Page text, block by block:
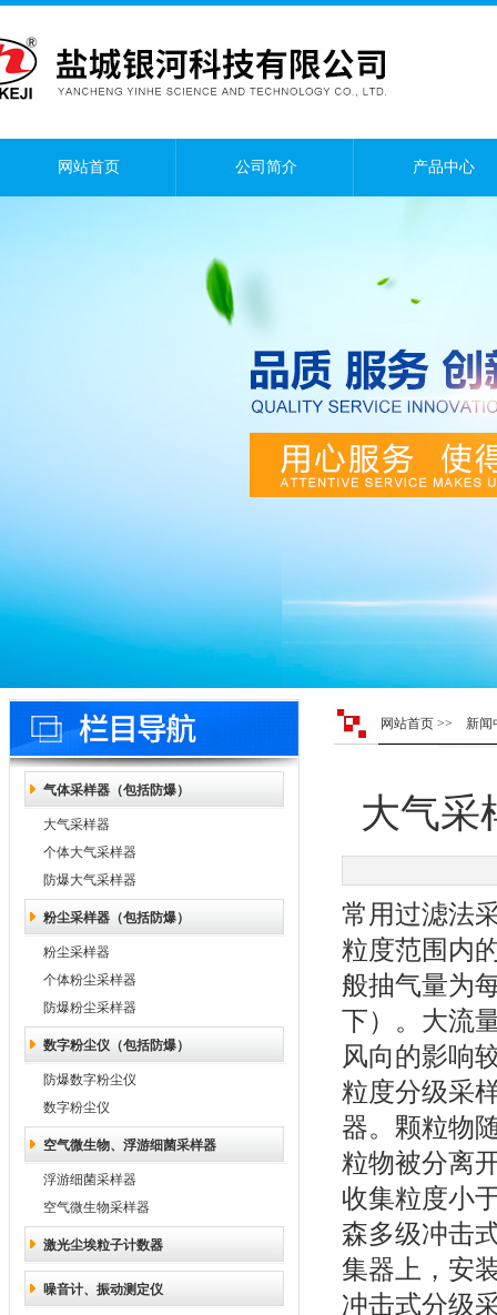
网站首页 公司简介 产品中心
气体采样器（包括防爆）
大气采样器
个体大气采样器
防爆大气采样器
粉尘采样器（包括防爆）
粉尘采样器
个体粉尘采样器
防爆粉尘采样器
数字粉尘仪（包括防爆）
防爆数字粉尘仪
数字粉尘仪
空气微生物、浮游细菌采样器
浮游细菌采样器
空气微生物采样器
激光尘埃粒子计数器
噪音计、振动测定仪
网站首页 >> 新闻
大气采
常用过滤法
粒度范围内
般抽气量为
下）。大流
风向的影
粒度分级采
器。颗粒物
粒物被分离
收集粒度小
森多级冲击
集器上，安
冲击式分级